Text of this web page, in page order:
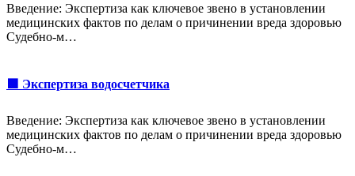
Введение: Экспертиза как ключевое звено в установлении
медицинских фактов по делам о причинении вреда здоровью
Судебно-м…
🟩 Экспертиза водосчетчика
Введение: Экспертиза как ключевое звено в установлении
медицинских фактов по делам о причинении вреда здоровью
Судебно-м…